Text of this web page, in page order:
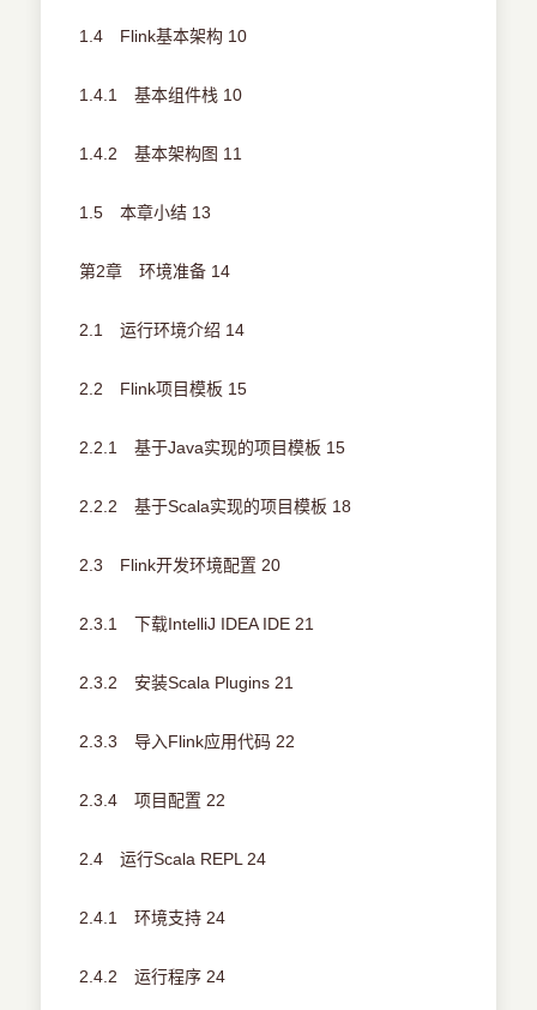
1.4 Flink基本架构 10
1.4.1 基本组件栈 10
1.4.2 基本架构图 11
1.5 本章小结 13
第2章 环境准备 14
2.1 运行环境介绍 14
2.2 Flink项目模板 15
2.2.1 基于Java实现的项目模板 15
2.2.2 基于Scala实现的项目模板 18
2.3 Flink开发环境配置 20
2.3.1 下载IntelliJ IDEA IDE 21
2.3.2 安装Scala Plugins 21
2.3.3 导入Flink应用代码 22
2.3.4 项目配置 22
2.4 运行Scala REPL 24
2.4.1 环境支持 24
2.4.2 运行程序 24